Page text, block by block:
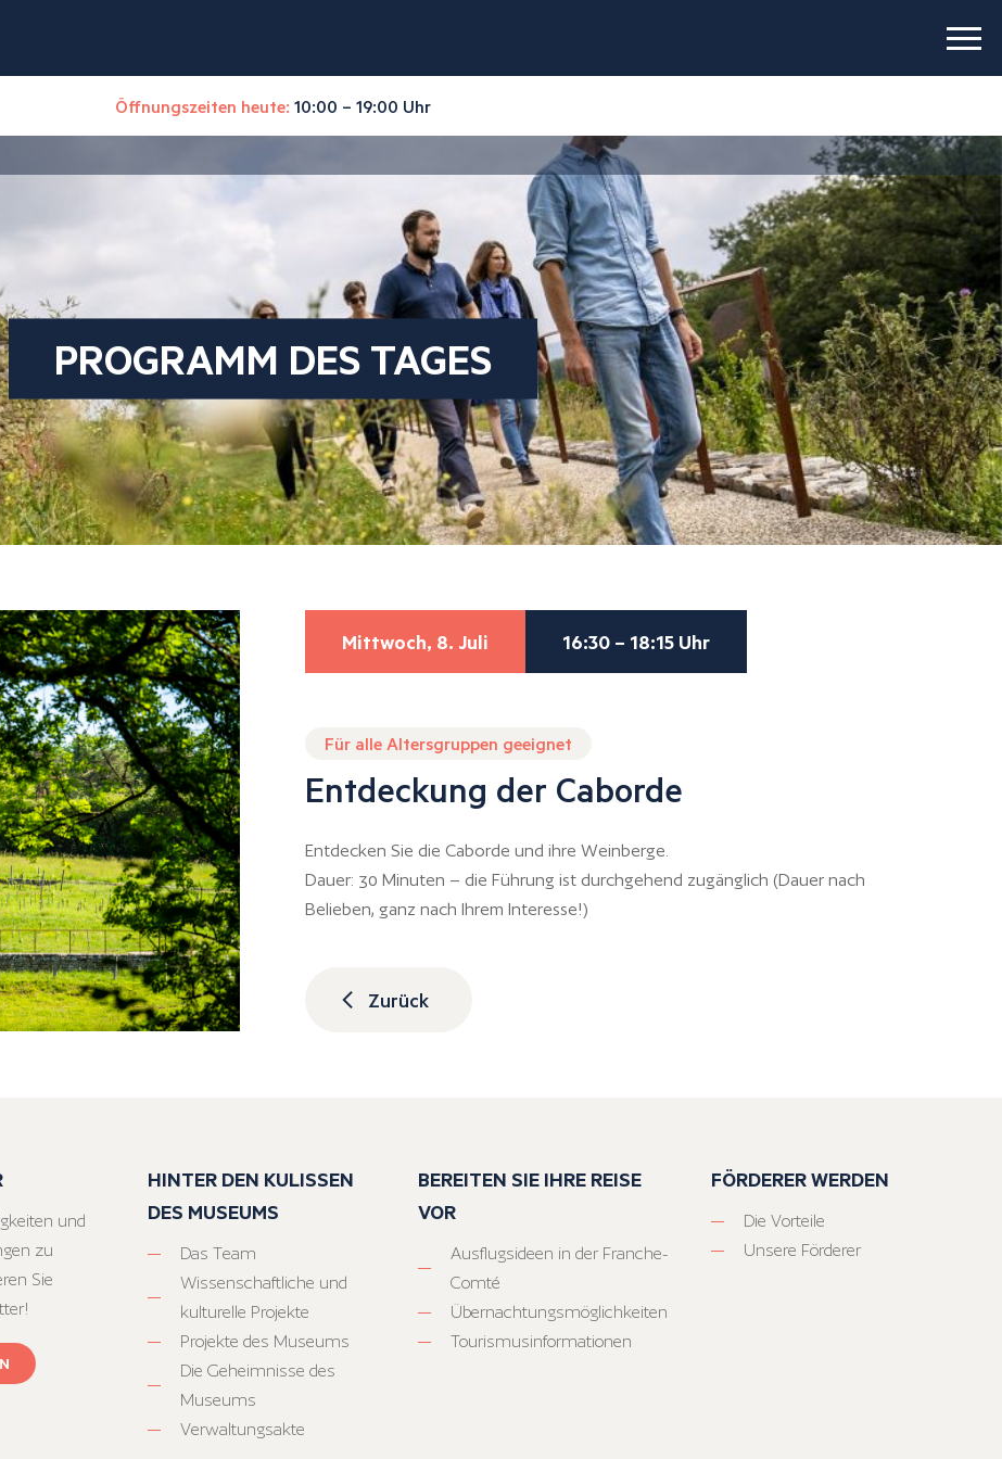
Öffnungszeiten heute: 10:00 – 19:00 Uhr
PROGRAMM DES TAGES
Mittwoch, 8. Juli 16:30 – 18:15 Uhr
Für alle Altersgruppen geeignet
Entdeckung der Caborde
Entdecken Sie die Caborde und ihre Weinberge.
Dauer: 30 Minuten – die Führung ist durchgehend zugänglich (Dauer nach
Belieben, ganz nach Ihrem Interesse!)
Zurück
und
zu
Sie
HINTER DEN KULISSEN
DES MUSEUMS
Das Team
Wissenschaftliche und
kulturelle Projekte
Projekte des Museums
Die Geheimnisse des
Museums
Verwaltungsakte
BEREITEN SIE IHRE REISE
VOR
Ausflugsideen in der Franche-
Comté
Übernachtungsmöglichkeiten
Tourismusinformationen
FÖRDERER WERDEN
Die Vorteile
Unsere Förderer